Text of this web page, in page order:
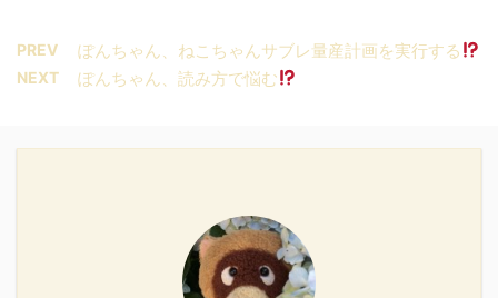
PREV ぽんちゃん、ねこちゃんサブレ量産計画を実行する
NEXT ぽんちゃん、読み方で悩む